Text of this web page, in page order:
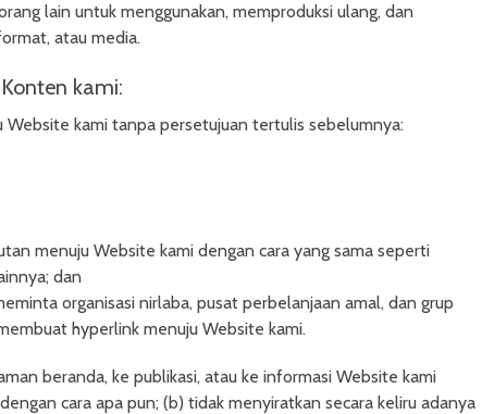
lain untuk menggunakan, memproduksi ulang, dan
atau media.
kami:
kami tanpa persetujuan tertulis sebelumnya:
menuju Website kami dengan cara yang sama seperti
dan
organisasi nirlaba, pusat perbelanjaan amal, dan grup
hyperlink menuju Website kami.
beranda, ke publikasi, atau ke informasi Website kami
cara apa pun; (b) tidak menyiratkan secara keliru adanya